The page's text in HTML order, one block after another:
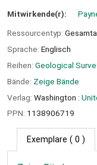
Mitwirkende(r):
Ressourcentyp:
Sprache: Englisch
Reihen: Geological
Bände: Zeige Bände
Verlag: Washington :
PPN: 1138906719
Exemplare ( 0 )